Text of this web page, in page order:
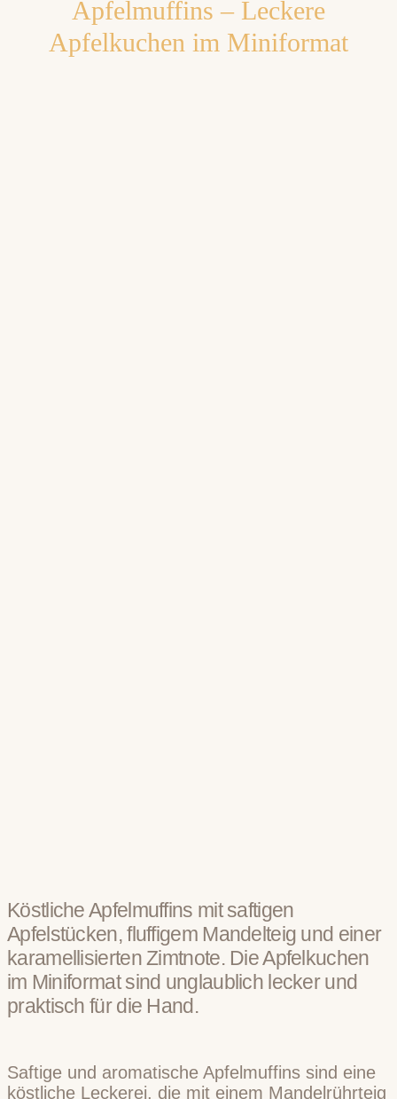
Apfelmuffins – Leckere
Apfelkuchen im Miniformat
Köstliche Apfelmuffins mit saftigen
Apfelstücken, fluffigem Mandelteig und einer
karamellisierten Zimtnote. Die Apfelkuchen
im Miniformat sind unglaublich lecker und
praktisch für die Hand.
Saftige und aromatische Apfelmuffins sind eine
köstliche Leckerei, die mit einem Mandelrührteig